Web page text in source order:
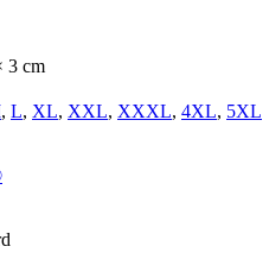
3 cm
, L, XL, XXL, XXXL, 4XL, 5XL